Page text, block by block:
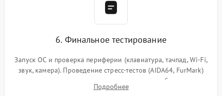
6. Финальное тестирование
Запуск ОС и проверка периферии (клавиатура, тачпад, Wi-Fi,
звук, камера). Проведение стресс-тестов (AIDA64, FurMark)
для контроля температурного режима и стабильности
системы под пиковой нагрузкой.
Подробнее